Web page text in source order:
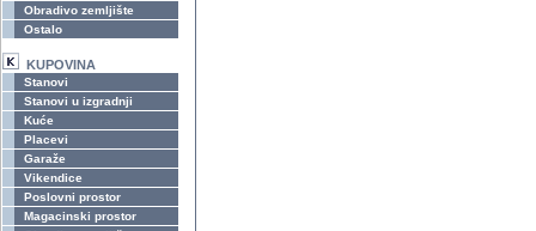
Obradivo zemljište
Ostalo
KUPOVINA
Stanovi
Stanovi u izgradnji
Kuće
Placevi
Garaže
Vikendice
Poslovni prostor
Magacinski prostor